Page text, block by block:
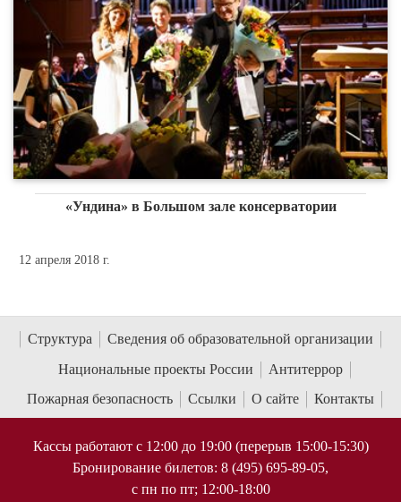
«Ундина» в Большом зале консерватории
12 апреля 2018 г.
Структура
Сведения об образовательной организации
Национальные проекты России
Антитеррор
Пожарная безопасность
Ссылки О сайте Контакты
Кассы работают с 12:00 до 19:00 (перерыв 15:00-15:30)
Бронирование билетов: 8 (495) 695-89-05,
с пн по пт; 12:00-18:00